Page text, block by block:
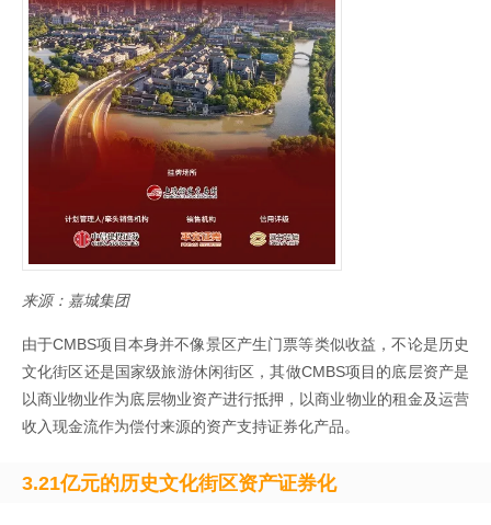
来源：嘉城集团
由于CMBS项目本身并不像景区产生门票等类似收益，不论是历史
文化街区还是国家级旅游休闲街区，其做CMBS项目的底层资产是
以商业物业作为底层物业资产进行抵押，以商业物业的租金及运营
收入现金流作为偿付来源的资产支持证券化产品。
3.21亿元的历史文化街区资产证券化